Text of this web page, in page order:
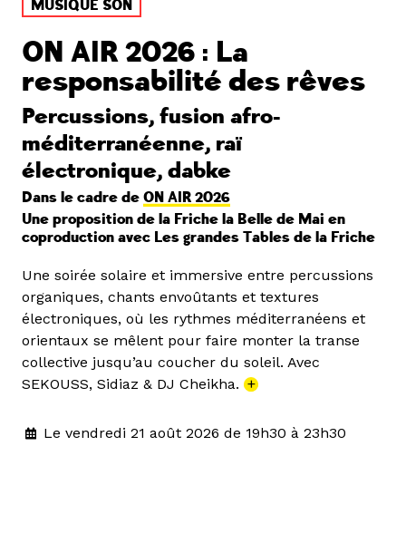
MUSIQUE SON
ON AIR 2026 : La
responsabilité des rêves
Percussions, fusion afro-
méditerranéenne, raï
électronique, dabke
Dans le cadre de ON AIR 2026
Une proposition de la Friche la Belle de Mai en
coproduction avec Les grandes Tables de la Friche
Une soirée solaire et immersive entre percussions
organiques, chants envoûtants et textures
électroniques, où les rythmes méditerranéens et
orientaux se mêlent pour faire monter la transe
collective jusqu’au coucher du soleil. Avec
SEKOUSS, Sidiaz & DJ Cheikha. +
Le vendredi 21 août 2026 de 19h30 à 23h30